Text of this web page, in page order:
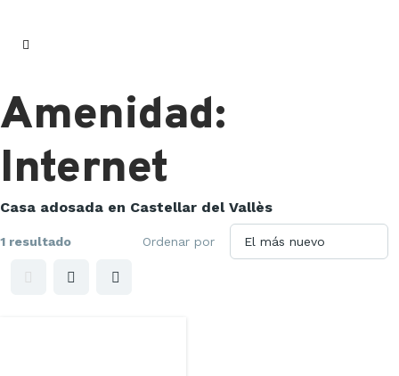
Amenidad:
Internet
Casa adosada en Castellar del Vallès
1 resultado Ordenar por